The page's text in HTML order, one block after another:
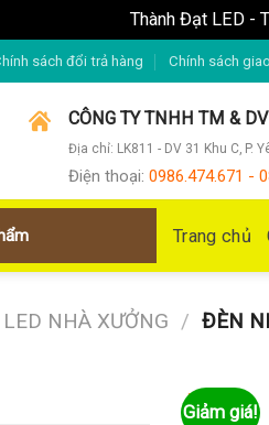
Thành Đạt LED -
sách đổi trả hàng Chính sách
CÔNG TY TNHH TM &
Địa chỉ: LK811 - DV 31 Khu C, P.
Điện thoại: 0986.474.671 -
Trang chủ
NHÀ XƯỞNG / ĐÈN
Giảm giá!